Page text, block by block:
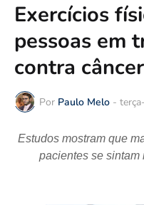
Exercícios
pessoas em
contra câncer
Por Paulo Melo -
Estudos mostram que
pacientes se sintam